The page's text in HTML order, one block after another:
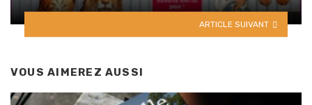
ARTICLE SUIVANT
VOUS AIMEREZ AUSSI